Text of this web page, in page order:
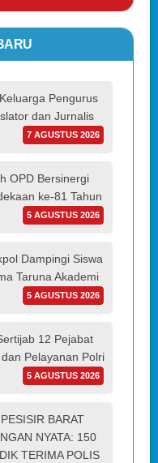
Pengurus
dan Jurnalis
7 AGUSTUS 2026
OPD Bersinergi
ke-81 Tahun
5 AGUSTUS 2026
Dampingi Siswa
Taruna Akademi
5 AGUSTUS 2026
12 Pejabat
Pelayanan Polri
5 AGUSTUS 2026
BARAT
NYATA: 150
TERIMA POLIS